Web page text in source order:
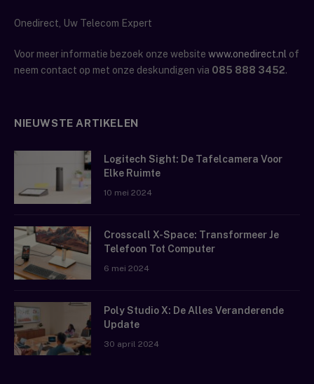
Onedirect, Uw Telecom Expert
Voor meer informatie bezoek onze website www.onedirect.nl of
neem contact op met onze deskundigen via 085 888 3452.
NIEUWSTE ARTIKELEN
Logitech Sight: De Tafelcamera Voor
Elke Ruimte
10 mei 2024
Crosscall X-Space: Transformeer Je
Telefoon Tot Computer
6 mei 2024
Poly Studio X: De Alles Veranderende
Update
30 april 2024